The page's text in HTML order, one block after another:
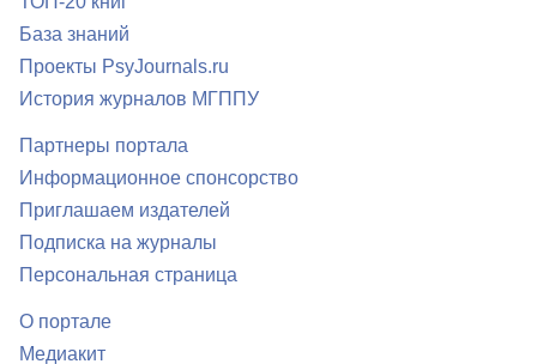
База знаний
Проекты PsyJournals.ru
История журналов МГППУ
Партнеры портала
Информационное спонсорство
Приглашаем издателей
Подписка на журналы
Персональная страница
О портале
Медиакит